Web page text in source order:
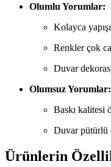
Olumlu Yorumlar:
Kolayca
Renkler çok
Duvar
Olumsuz Yorumlar:
Baskı kalitesi
Duvar pütürlü
Ürünlerin